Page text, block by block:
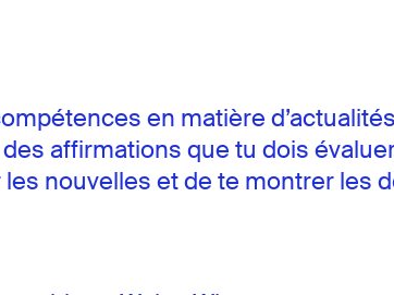
en matière
affirmations que tu dois
nouvelles et de te montrer les